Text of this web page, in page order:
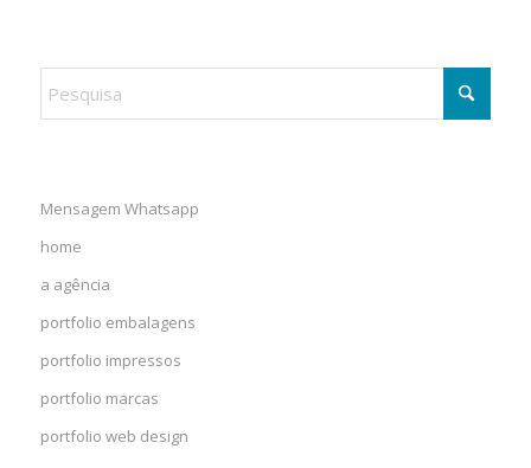
Mensagem Whatsapp
home
a agência
portfolio embalagens
portfolio impressos
portfolio marcas
portfolio web design